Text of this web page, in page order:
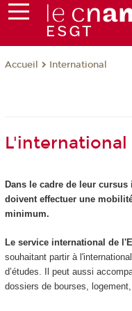
Accueil International
L'international
Dans le cadre de leur
doivent effectuer une
minimum.
Le service international de
souhaitant partir à
d’études. Il peut aussi
dossiers de bourses,